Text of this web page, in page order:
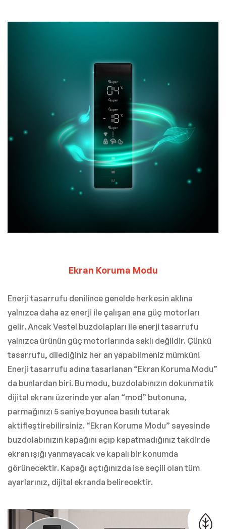
Ekran Koruma Modu
Enerji tasarrufu denilince genelde herkesin aklına
yalnızca daha az enerji ile çalışan ana güç motorları
gelir. Ancak Vestel buzdolapları ile enerji tasarrufu
yalnızca ürünün güç motorlarında saklı değildir. Çünkü
tasarrufu, dilediğiniz her an yapabilmeniz mümkün!
Enerji tasarrufu adına tasarlanan “Ekran Koruma Modu”
da bunlardan biri. Bu modu, buzdolabınızın dokunmatik
dijital ekranı üzerinde yer alan “mod” butonuna,
parmağınızı 5 saniye boyunca basılı tutarak
aktifleştirebilirsiniz. “Ekran Koruma Modu” sayesinde
buzdolabınızın kapağını açıp kapatmadığınız takdirde
ekran ışığı yanmayacak ve kapalı bir konumda
görünecektir. Kapağı açtığınızda ise seçili olan tüm
ayarlarınız, dijital ekranda belirecektir.